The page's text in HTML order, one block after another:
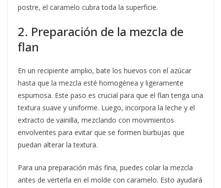
postre, el caramelo cubra toda la superficie.
2. Preparación de la mezcla de
flan
En un recipiente amplio, bate los huevos con el azúcar
hasta que la mezcla esté homogénea y ligeramente
espumosa. Este paso es crucial para que el flan tenga una
textura suave y uniforme. Luego, incorpora la leche y el
extracto de vainilla, mezclando con movimientos
envolventes para evitar que se formen burbujas que
puedan alterar la textura.
Para una preparación más fina, puedes colar la mezcla
antes de verterla en el molde con caramelo. Esto ayudará